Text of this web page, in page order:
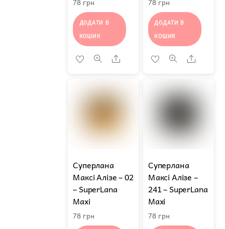
ДОДАТИ В
КОШИК
Share
ДОДАТИ В
КОШИК
Share
Суперлана
Максі Алізе – 02
– SuperLana
Maxi
78 грн
Суперлана
Максі Алізе –
241 – SuperLana
Maxi
78 грн